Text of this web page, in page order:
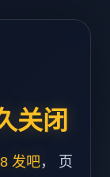
关闭
发吧， 页